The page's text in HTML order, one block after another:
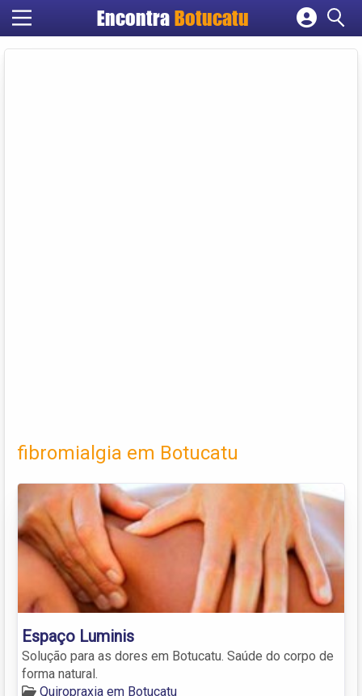
EncontraBotucatu
Cadastrar empresa
fibromialgia em Botucatu
Espaço Luminis
Solução para as dores em Botucatu. Saúde do corpo de
forma natural.
Quiropraxia em Botucatu